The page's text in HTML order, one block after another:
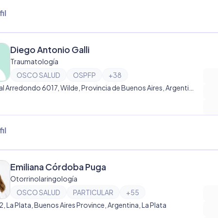
Diego Antonio Galli
Traumatología
OSCO SALUD
OSPFP +38
Emiliana Córdoba Puga
Otorrinolaringología
OSCO SALUD
PARTICULAR +55
La Plata, Buenos Aires Province, Argentina, La Plata